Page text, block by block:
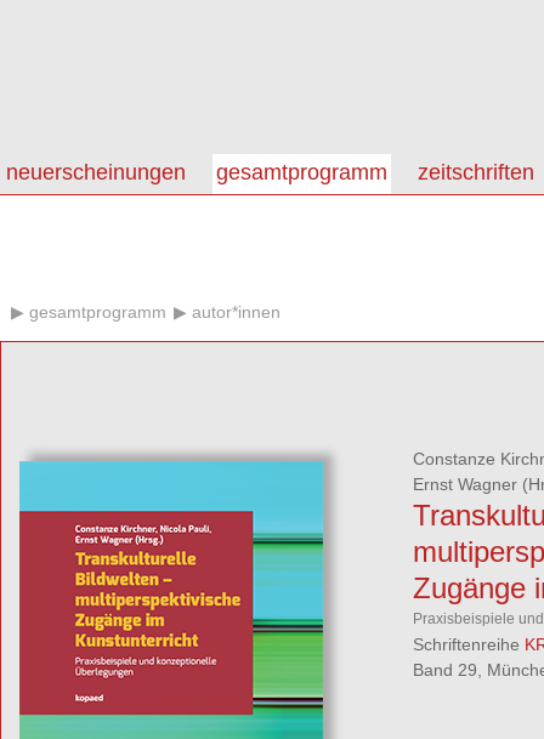
neuerscheinungen gesamtprogramm zeitschriften
gesamtprogramm autor*innen
Constanze
Ernst Wagner
Zugänge
Praxisbeispiele
Schriftenreihe
Band 29,